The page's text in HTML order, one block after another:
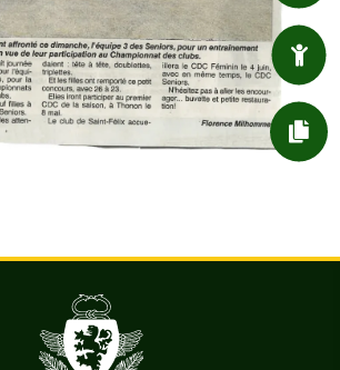

ENFANT / JEUNESSE

DÉMARCHES ADMIN.